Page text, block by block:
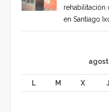
rehabilitación
en Santiago
L M X J